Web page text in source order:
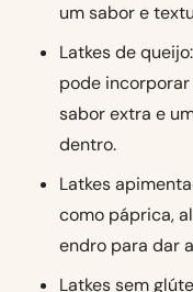
um sabor e
Latkes de
pode
sabor extra e
dentro.
Latkes
como páprica,
endro para dar
Latkes sem